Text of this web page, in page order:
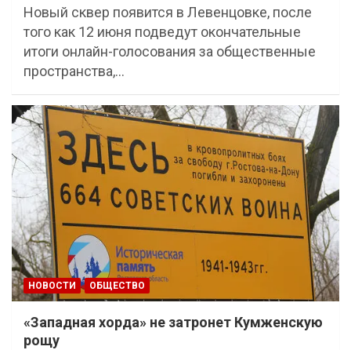
Новый сквер появится в Левенцовке, после
того как 12 июня подведут окончательные
итоги онлайн-голосования за общественные
пространства,…
НОВОСТИ ОБЩЕСТВО
«Западная хорда» не затронет Кумженскую
рощу